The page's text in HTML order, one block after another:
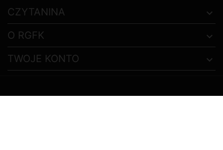
CZYTANINA
O RGFK
TWOJE KONTO